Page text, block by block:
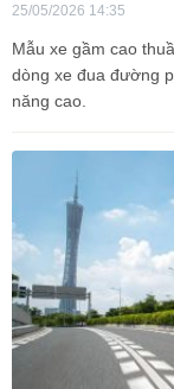
25/05/2026 14:35
Mẫu xe gầm cao
dòng xe đua đường
năng cao.